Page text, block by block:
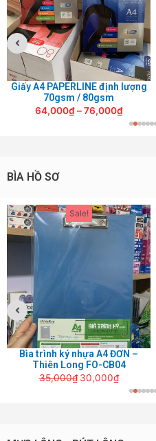
Giấy A4 PAPERLINE định lượng
70gsm / 80gsm
64,000₫–76,000₫
BÌA HỒ SƠ
Sale!
Bìa trình ký nhựa A4 ĐƠN –
Thiên Long FO-CB04
35,000₫
Giá
gốc
30,000₫
Giá
hiện
30,000₫.